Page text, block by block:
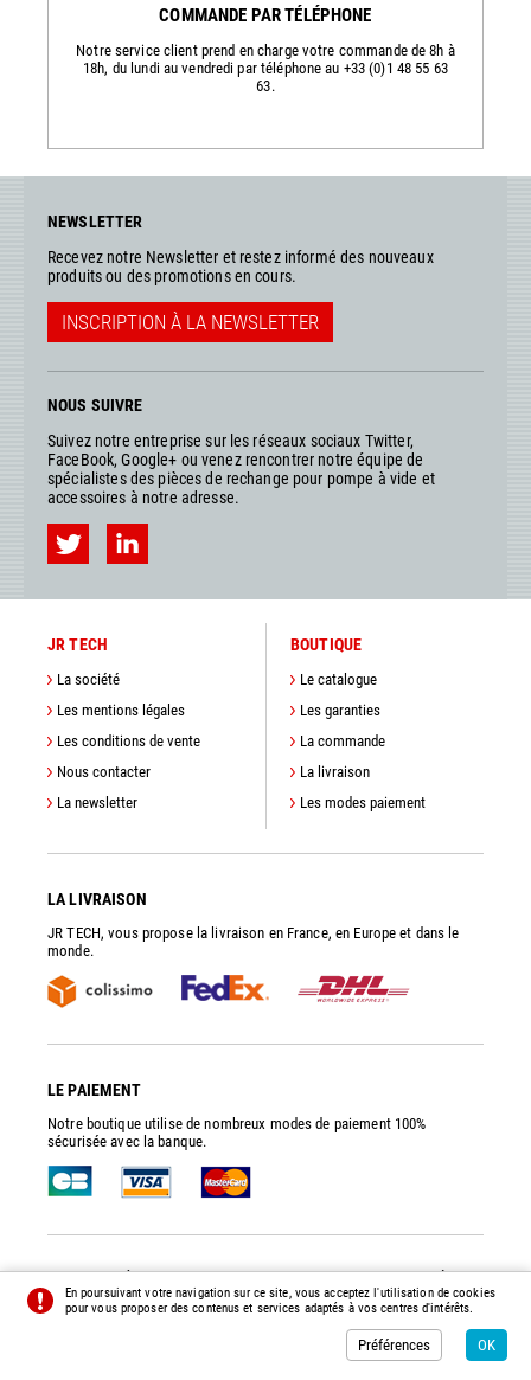
COMMANDE PAR TÉLÉPHONE
Notre service client prend en charge votre commande de 8h à
18h, du lundi au vendredi par téléphone au +33 (0)1 48 55 63
63.
NEWSLETTER
Recevez notre Newsletter et restez informé des nouveaux
produits ou des promotions en cours.
INSCRIPTION À LA NEWSLETTER
NOUS SUIVRE
Suivez notre entreprise sur les réseaux sociaux Twitter,
FaceBook, Google+ ou venez rencontrer notre équipe de
spécialistes des pièces de rechange pour pompe à vide et
accessoires à notre adresse.
JR TECH
La société
Les mentions légales
Les conditions de vente
Nous contacter
La newsletter
BOUTIQUE
Le catalogue
Les garanties
La commande
La livraison
Les modes paiement
LA LIVRAISON
JR TECH, vous propose la livraison en France, en Europe et dans le
monde.
LE PAIEMENT
Notre boutique utilise de nombreux modes de paiement 100%
sécurisée avec la banque.
© 2014 - 2026 - TOUS DROITS RÉSERVÉS -PRÉFÉRENCES-CRÉDITS
En poursuivant votre navigation sur ce site, vous acceptez l'utilisation de cookies
pour vous proposer des contenus et services adaptés à vos centres d'intérêts.
Préférences OK